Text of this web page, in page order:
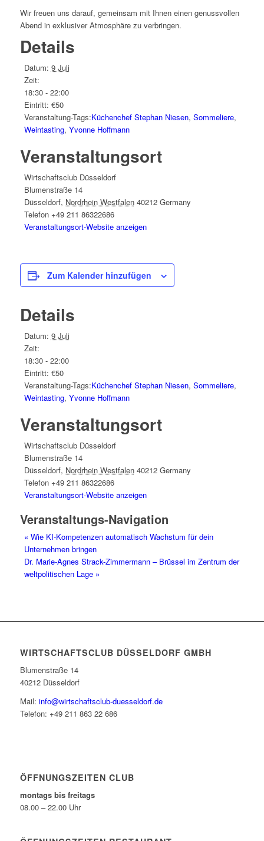
Wir freuen uns darauf, gemeinsam mit Ihnen einen genussvollen
Abend in exklusiver Atmosphäre zu verbringen.
Details
Datum: 9 Juli
Zeit:
18:30 - 22:00
Eintritt: €50
Veranstaltung-Tags:Küchenchef Stephan Niesen, Sommeliere,
Weintasting, Yvonne Hoffmann
Veranstaltungsort
Wirtschaftsclub Düsseldorf
Blumenstraße 14
Düsseldorf, Nordrhein Westfalen 40212 Germany
Telefon +49 211 86322686
Veranstaltungsort-Website anzeigen
Zum Kalender hinzufügen
Details
Datum: 9 Juli
Zeit:
18:30 - 22:00
Eintritt: €50
Veranstaltung-Tags:Küchenchef Stephan Niesen, Sommeliere,
Weintasting, Yvonne Hoffmann
Veranstaltungsort
Wirtschaftsclub Düsseldorf
Blumenstraße 14
Düsseldorf, Nordrhein Westfalen 40212 Germany
Telefon +49 211 86322686
Veranstaltungsort-Website anzeigen
Veranstaltungs-Navigation
« Wie KI-Kompetenzen automatisch Wachstum für dein
Unternehmen bringen
Dr. Marie-Agnes Strack-Zimmermann – Brüssel im Zentrum der
weltpolitischen Lage »
WIRTSCHAFTSCLUB DÜSSELDORF GMBH
Blumenstraße 14
40212 Düsseldorf
Mail: info@wirtschaftsclub-duesseldorf.de
Telefon: +49 211 863 22 686
ÖFFNUNGSZEITEN CLUB
montags bis freitags
08.00 – 22.00 Uhr